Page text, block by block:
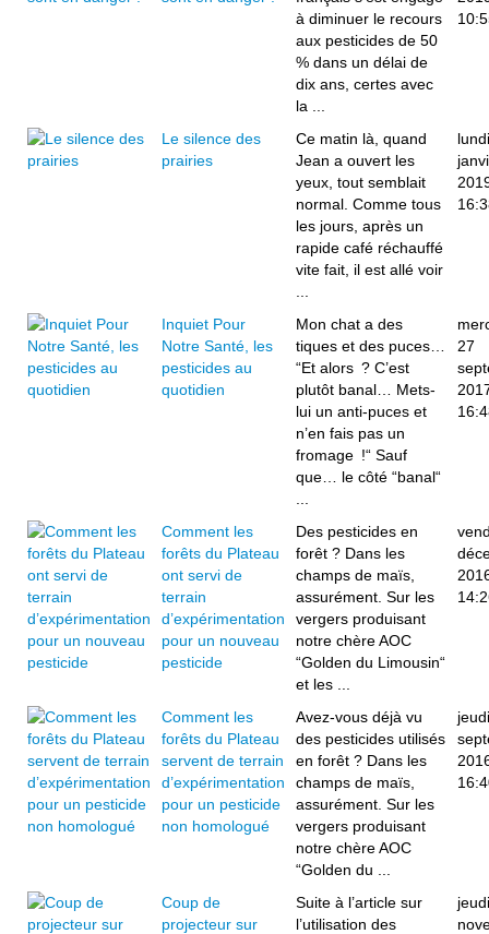
à diminuer le recours
aux pesticides de 50
% dans un délai de
dix ans, certes avec
la ...
Le silence des
prairies
Ce matin là, quand
Jean a ouvert les
yeux, tout semblait
normal. Comme tous
les jours, après un
rapide café réchauffé
vite fait, il est allé voir
Inquiet Pour
Notre Santé, les
pesticides au
quotidien
Mon chat a des
tiques et des puces…
“Et alors ? C’est
plutôt banal… Mets-
lui un anti-puces et
n’en fais pas un
fromage !“ Sauf
que… le côté “banal“
27
Comment les
forêts du Plateau
ont servi de
terrain
d’expérimentation
pour un nouveau
pesticide
Des pesticides en
forêt ? Dans les
champs de maïs,
assurément. Sur les
vergers produisant
notre chère AOC
“Golden du Limousin“
et les ...
Comment les
forêts du Plateau
servent de terrain
d’expérimentation
pour un pesticide
non homologué
Avez-vous déjà vu
des pesticides utilisés
en forêt ? Dans les
champs de maïs,
assurément. Sur les
vergers produisant
notre chère AOC
“Golden du ...
Coup de
projecteur sur
Suite à l’article sur
l’utilisation des